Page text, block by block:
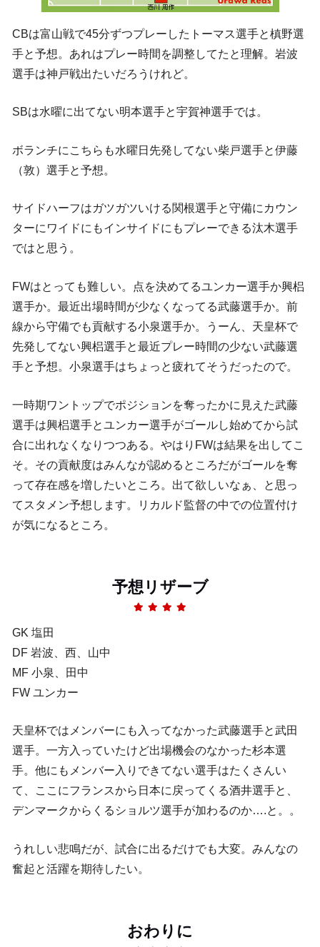
CBは富山戦で45分ずつプレーしたトーマス選手と槙野選
手と予想。あれはプレー時間を調整してたと理解。岩波
選手は神戸戦出たいだろうけれど。
SBは水曜に出てない明本選手と宇賀神選手では。
ボランチにこちらも水曜日先発してない柴戸選手と伊藤
（敦）選手と予想。
サイドハーフはガツガツいける関根選手と守備にカウン
ターにワイドにもインサイドにもプレーできる汰木選手
ではと思う。
FWはとっても難しい。点を決めてるユンカー選手か興梠
選手か。最近出場時間が少なくなってる武藤選手か。前
線から守備でも貢献する小泉選手か。うーん、天皇杯で
先発してない興梠選手と最近プレー時間の少ない武藤選
手と予想。小泉選手はちょっと疲れてそうだったので。
一時期ワントップでポジションを奪ったかに見えた武藤
選手は興梠選手とユンカー選手がゴールし始めてから試
合に出れなくなりつつある。やはりFWは結果を出してこ
そ。その貢献度はみんなが認めるところだがゴールを奪
って存在感を増したいところ。出て欲しいなぁ、と思っ
てスタメン予想します。リカルド監督の中での位置付け
が気になるところ。
予想リザーブ
GK 塩田
DF 岩波、西、山中
MF 小泉、田中
FW ユンカー
天皇杯ではメンバーにも入ってなかった武藤選手と武田
選手。一方入っていたけど出場機会のなかった杉本選
手。他にもメンバー入りできてない選手はたくさんい
て、ここにフランスから日本に戻ってくる酒井選手と、
デンマークからくるショルツ選手が加わるのか….と。。
うれしい悲鳴だが、試合に出るだけでも大変。みんなの
奮起と活躍を期待したい。
おわりに